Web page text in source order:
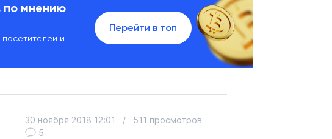
по мнению
и
Перейти в топ
30 ноября 2018 12:01 /
511 просмотров
5